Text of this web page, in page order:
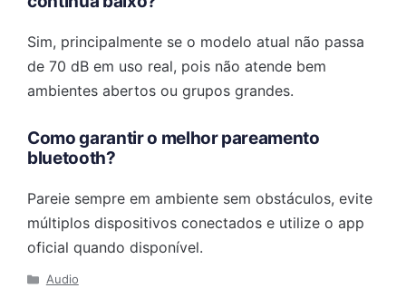
Sim, principalmente se o modelo atual não passa
de 70 dB em uso real, pois não atende bem
ambientes abertos ou grupos grandes.
Como garantir o melhor pareamento
bluetooth?
Pareie sempre em ambiente sem obstáculos, evite
múltiplos dispositivos conectados e utilize o app
oficial quando disponível.
Categorias
Audio